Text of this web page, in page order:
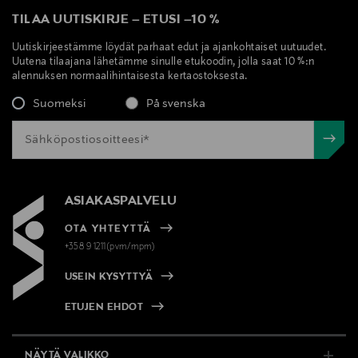
https://www.tomfordbeauty.com/pages/contact-us
Avainsanat
huulipuna, huulivoide, kosmetiikka, Tom Ford,
huultenhoito
TILAA UUTISKIRJE – ETUSI –10 %
Uutiskirjeestämme löydät parhaat edut ja ajankohtaiset uutuudet.
Uutena tilaajana lähetämme sinulle etukoodin, jolla saat 10 %:n
alennuksen normaalihintaisesta kertaostoksesta.
Suomeksi På svenska
ASIAKASPALVELU
OTA YHTEYTTÄ
+358 9 1211(pvm/mpm)
USEIN KYSYTTYÄ
ETUJEN EHDOT
NÄYTÄ VALIKKO